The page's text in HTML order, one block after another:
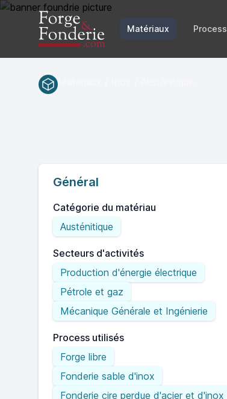
Matériaux Process
Général
Catégorie du matériau
Austénitique
Secteurs d'activités
Production d'énergie électrique
Pétrole et gaz
Mécanique Générale et Ingénierie
Process utilisés
Forge libre
Fonderie sable d'inox
Fonderie cire perdue d'acier et d'inox